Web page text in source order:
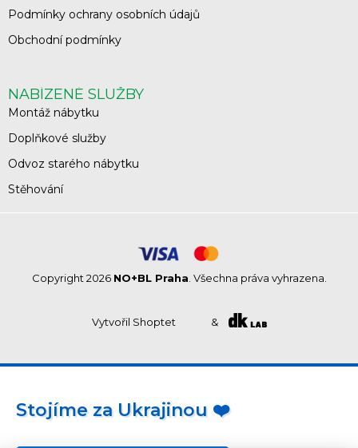
Podmínky ochrany osobních údajů
Obchodní podmínky
NABÍZENÉ SLUŽBY
Montáž nábytku
Doplňkové služby
Odvoz starého nábytku
Stěhování
Vytvořil Shoptet &
Copyright 2026 NO+BL Praha. Všechna práva vyhrazena.
Stojíme za Ukrajinou ❤️